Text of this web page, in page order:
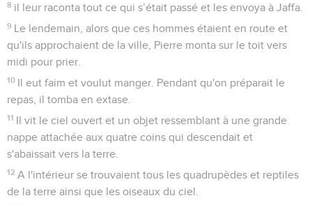
8 il leur raconta tout ce qui s’était passé et les envoya à Jaffa.
9
Le lendemain, alors que ces hommes étaient en route et
qu'ils approchaient de la ville, Pierre monta sur le toit vers
midi pour prier.
10
Il eut faim et voulut manger. Pendant qu'on préparait le
repas, il tomba en extase.
11
Il vit le ciel ouvert et un objet ressemblant à une grande
nappe attachée aux quatre coins qui descendait et
s'abaissait vers la terre.
12 A l'intérieur se trouvaient tous les quadrupèdes et reptiles
de la terre ainsi que les oiseaux du ciel.